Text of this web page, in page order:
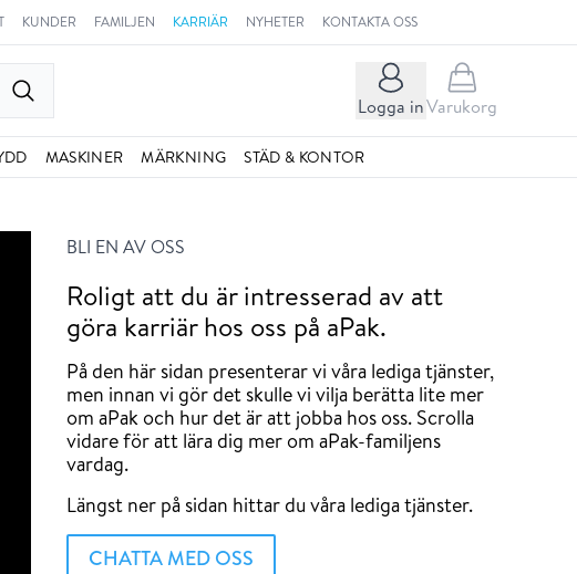
KUNDER FAMILJEN KARRIÄR NYHETER KONTAKTA OSS
Logga inVarukorg
MASKINER MÄRKNING STÄD & KONTOR
BLI EN AV OSS
Roligt att du är intresserad av att
göra karriär hos oss på aPak.
På den här sidan presenterar vi våra lediga tjänster,
men innan vi gör det skulle vi vilja berätta lite mer
om aPak och hur det är att jobba hos oss. Scrolla
vidare för att lära dig mer om aPak-familjens
vardag.
Längst ner på sidan hittar du våra lediga tjänster.
CHATTA MED OSS